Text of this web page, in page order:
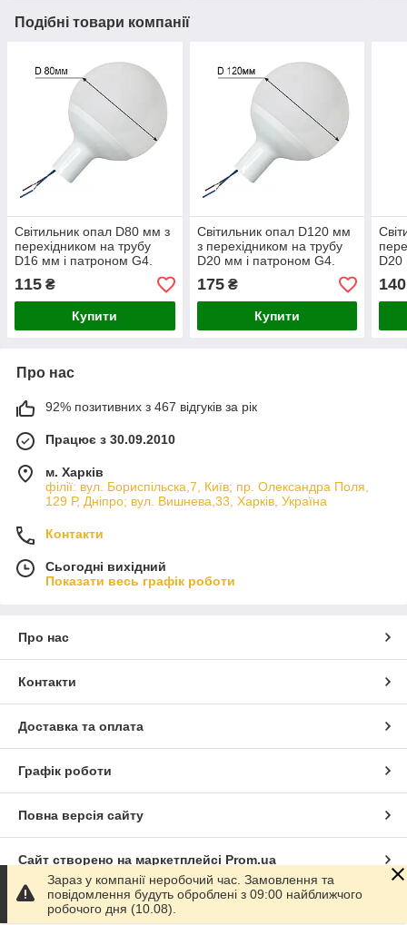
Подібні товари компанії
Світильник опал D80 мм з
перехідником на трубу
D16 мм і патроном G4.
Білий
115 ₴
Купити
Світильник опал D120 мм
з перехідником на трубу
D20 мм і патроном G4.
Білий
175₴
Купити
D20
140
Про нас
92% позитивних з 467 відгуків за рік
Працює з 30.09.2010
м. Харків
філії: вул. Бориcпільска,7, Київ; пр. Олександра Поля,
129 Р, Дніпро; вул. Вишнева,33, Харків, Україна
Контакти
Сьогодні вихідний
Показати весь графік роботи
Про нас
Контакти
Доставка та оплата
Графік роботи
Повна версія сайту
Сайт створено на маркетплейсі Prom.ua
Політика конфіденційності
Зараз у компанії неробочий час. Замовлення та
повідомлення будуть оброблені з 09:00 найближчого
робочого дня (10.08).